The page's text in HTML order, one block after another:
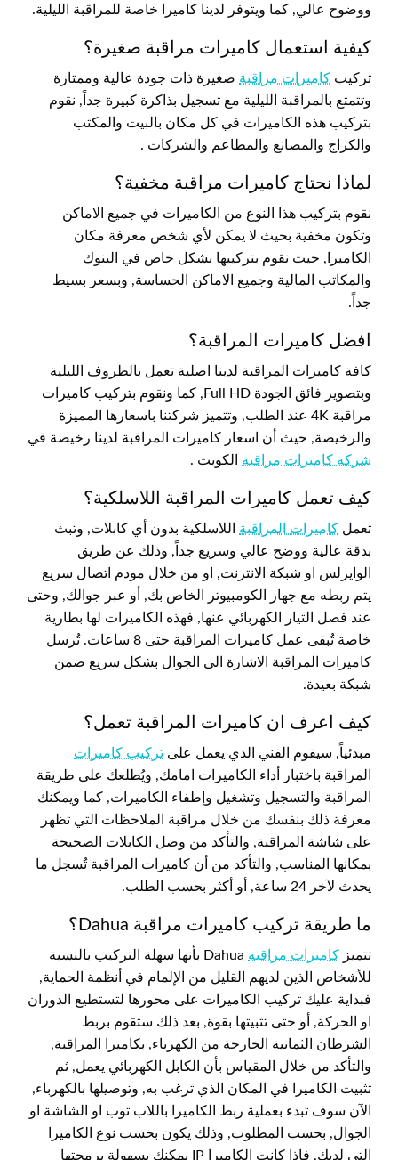
ووضوح عالي, كما ويتوفر لدينا كاميرا خاصة للمراقبة الليلية.
كيفية استعمال كاميرات مراقبة صغيرة؟
تركيب كاميرات مراقبة صغيرة ذات جودة عالية وممتازة
وتتمتع بالمراقبة الليلية مع تسجيل بذاكرة كبيرة جداً, نقوم
بتركيب هذه الكاميرات في كل مكان بالبيت والمكتب
والكراج والمصانع والمطاعم والشركات .
لماذا نحتاج كاميرات مراقبة مخفية؟
نقوم بتركيب هذا النوع من الكاميرات في جميع الاماكن
وتكون مخفية بحيث لا يمكن لأي شخص معرفة مكان
الكاميرا, حيث نقوم بتركيبها بشكل خاص في البنوك
والمكاتب المالية وجميع الاماكن الحساسة, وبسعر بسيط
جداً.
افضل كاميرات المراقبة؟
كافة كاميرات المراقبة لدينا اصلية تعمل بالظروف الليلية
وبتصوير فائق الجودة Full HD, كما ونقوم بتركيب كاميرات
مراقبة 4K عند الطلب, وتتميز شركتنا باسعارها المميزة
والرخيصة, حيث أن اسعار كاميرات المراقبة لدينا رخيصة في
شركة كاميرات مراقبة الكويت .
كيف تعمل كاميرات المراقبة اللاسلكية؟
تعمل كاميرات المراقبة اللاسلكية بدون أي كابلات, وتبث
بدقة عالية ووضح عالي وسريع جداً, وذلك عن طريق
الوايرلس او شبكة الانترنت, او من خلال مودم اتصال سريع
يتم ربطه مع جهاز الكومبيوتر الخاص بك, أو عبر جوالك, وحتى
عند فصل التيار الكهربائي عنها, فهذه الكاميرات لها بطارية
خاصة تُبقى عمل كاميرات المراقبة حتى 8 ساعات. تُرسل
كاميرات المراقبة الاشارة الى الجوال بشكل سريع ضمن
شبكة بعيدة.
كيف اعرف ان كاميرات المراقبة تعمل؟
مبدئياً, سيقوم الفني الذي يعمل على تركيب كاميرات
المراقبة باختبار أداء الكاميرات امامك, ويُطلعك على طريقة
المراقبة والتسجيل وتشغيل وإطفاء الكاميرات, كما ويمكنك
معرفة ذلك بنفسك من خلال مراقبة الملاحظات التي تظهر
على شاشة المراقبة, والتأكد من وصل الكابلات الصحيحة
بمكانها المناسب, والتأكد من أن كاميرات المراقبة تُسجل ما
يحدث لآخر 24 ساعة, أو أكثر بحسب الطلب.
ما طريقة تركيب كاميرات مراقبة Dahua؟
تتميز كاميرات مراقبة
Dahua بأنها سهلة التركيب بالنسبة
للأشخاص الذين لديهم القليل من الإلمام في أنظمة الحماية,
فبداية عليك تركيب الكاميرات على محورها لتستطيع الدوران
او الحركة, أو حتى تثبيتها بقوة, بعد ذلك ستقوم بربط
الشرطان الثمانية الخارجة من الكهرباء, بكاميرا المراقبة,
والتأكد من خلال المقياس بأن الكابل الكهربائي يعمل, ثم
تثبيت الكاميرا في المكان الذي ترغب به, وتوصيلها بالكهرباء,
الآن سوف تبدء بعملية ربط الكاميرا باللاب توب او الشاشة او
الجوال, بحسب المطلوب, وذلك يكون بحسب نوع الكاميرا
التي لديك, فإذا كانت الكاميرا IP يمكنك بسهولة برمجتها